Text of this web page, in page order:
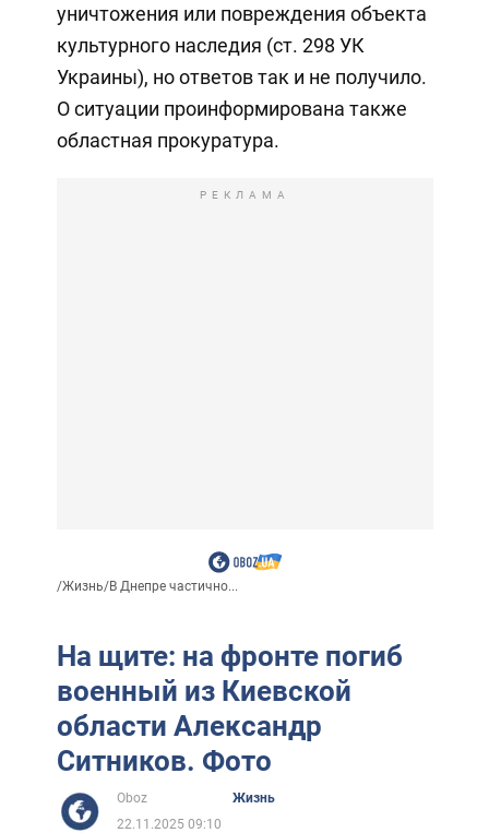
уничтожения или повреждения объекта
культурного наследия (ст. 298 УК
Украины), но ответов так и не получило.
О ситуации проинформирована также
областная прокуратура.
РЕКЛАМА
/Жизнь/В Днепре частично...
На щите: на фронте погиб
военный из Киевской
области Александр
Ситников. Фото
Oboz
Жизнь
22.11.2025 09:10